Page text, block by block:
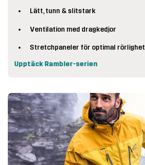
Lätt, tunn & slitstark
Ventilation med dragkedjor
Stretchpaneler för optimal rörlighet
Upptäck Rambler-serien